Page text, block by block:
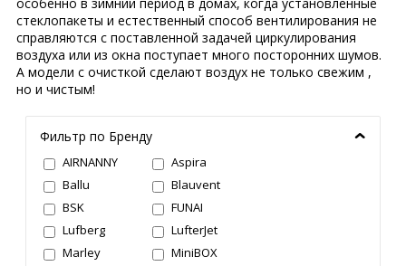
стеклопакеты и естественный способ вентилирования не
справляются с поставленной задачей циркулирования
воздуха или из окна поступает много посторонних шумов.
А модели с очисткой сделают воздух не только свежим ,
но и чистым!
Фильтр по Бренду
AIRNANNY
Aspira
Ballu
Blauvent
BSK
FUNAI
Lufberg
LufterJet
Marley
MiniBOX